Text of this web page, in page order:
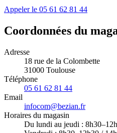
Appeler le 05 61 62 81 44
Coordonnées du
Adresse
18 rue de la Colombette
31000 Toulouse
Téléphone
05 61 62 81 44
Email
infocom@bezian.fr
Horaires du magasin
Du lundi au jeudi :